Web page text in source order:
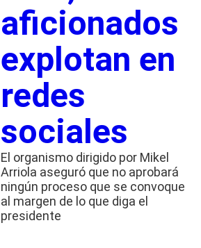
aficionados
explotan en
redes
sociales
El organismo dirigido por Mikel
Arriola aseguró que no aprobará
ningún proceso que se convoque
al margen de lo que diga el
presidente